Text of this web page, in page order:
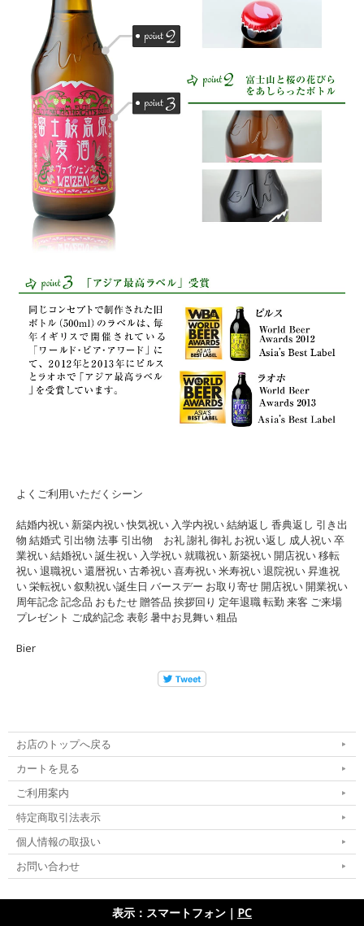
よくご利用いただくシーン
結婚内祝い 新築内祝い 快気祝い 入学内祝い 結納返し 香典返し 引き出
物 結婚式 引出物 法事 引出物 お礼 謝礼 御礼 お祝い返し 成人祝い 卒
業祝い 結婚祝い 誕生祝い 入学祝い 就職祝い 新築祝い 開店祝い 移転
祝い 退職祝い 還暦祝い 古希祝い 喜寿祝い 米寿祝い 退院祝い 昇進祝
い 栄転祝い 叙勲祝い誕生日 バースデー お取り寄せ 開店祝い 開業祝い
周年記念 記念品 おもたせ 贈答品 挨拶回り 定年退職 転勤 来客 ご来場
プレゼント ご成約記念 表彰 暑中お見舞い 粗品
Bier
お店のトップへ戻る
カートを見る
ご利用案内
特定商取引法表示
個人情報の取扱い
お問い合わせ
表示：スマートフォン｜ PC